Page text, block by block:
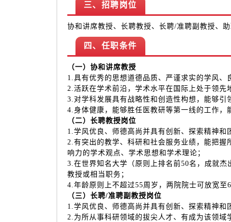
三、招聘岗位
协和讲席教授、长聘教授、长聘/准聘副教授、
四、任职条件
（一）协和讲席教授
1.具有优秀的思想道德品质、严谨求实的学风、
2.活跃在学术前沿，学术水平在国际上处于领先
3.对学科发展具有战略性和创造性构想，能够引
4.身体健康，能够胜任医教研等第一线的工作，
（二）长聘教授岗位
1.学风优良、师德高尚并具有创新、探索精神和
2.有突出的教学、科研和社会服务业绩，能把
响力的学术观点、学术思想和学术理论；
3.在世界知名大学（原则上排名前50名，成就
教授或相当职务；
4.年龄原则上不超过55周岁，两院院士可放宽至
（三）长聘/准聘副教授岗位
1.学风优良、师德高尚并具有创新、探索精神和
2.为所从事科研领域的拔尖人才、有成为该领域